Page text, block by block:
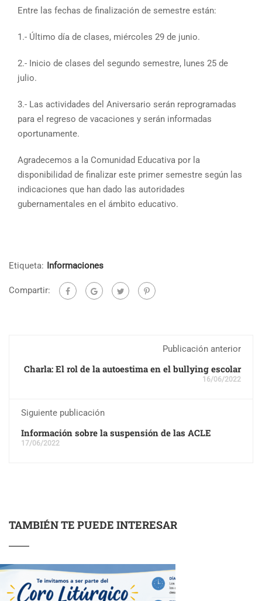
Entre las fechas de finalización de semestre están:
1.- Último día de clases, miércoles 29 de junio.
2.- Inicio de clases del segundo semestre, lunes 25 de
julio.
3.- Las actividades del Aniversario serán reprogramadas
para el regreso de vacaciones y serán informadas
oportunamente.
Agradecemos a la Comunidad Educativa por la
disponibilidad de finalizar este primer semestre según las
indicaciones que han dado las autoridades
gubernamentales en el ámbito educativo.
Etiqueta: Informaciones
Compartir:
Publicación anterior
Charla: El rol de la autoestima en el bullying escolar
16/06/2022
Siguiente publicación
Información sobre la suspensión de las ACLE
17/06/2022
TAMBIÉN TE PUEDE INTERESAR